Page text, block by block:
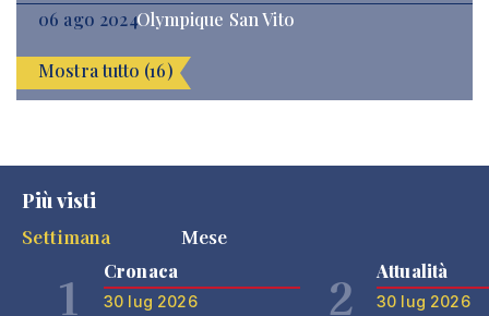
06 ago 2024Olympique San Vito
Mostra tutto (16)
Più visti
Settimana
Mese
1 Cronaca
30 lug 2026 2 Attualità
30 lug 2026